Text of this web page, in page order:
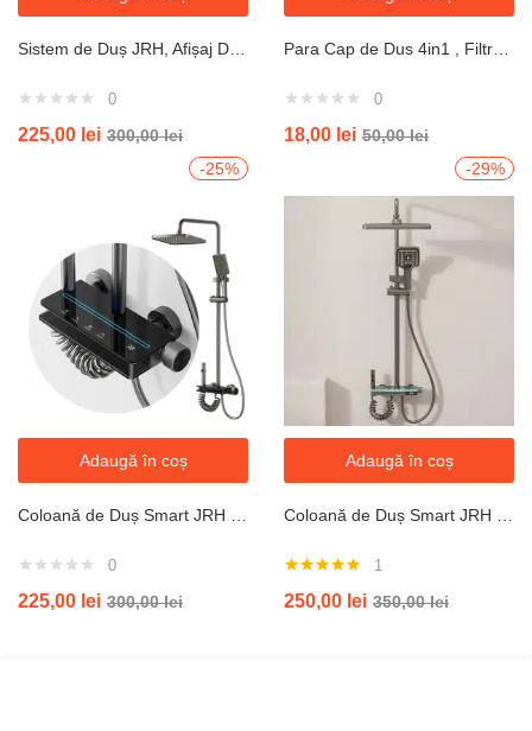
0
225,00 lei 300,00lei
0
18,00 lei 50,00lei
-25%
Adaugă în coș
0
225,00 lei 300,00lei
-29%
Adaugă în coș
5.00din 5
1
250,00 lei 350,00lei